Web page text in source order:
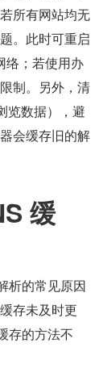
所有网站均无
。此时可重启
络；若使用办
制。另外，清
览数据），避
会缓存旧的解
缓
析的常见原因
存未及时更
存的方法不